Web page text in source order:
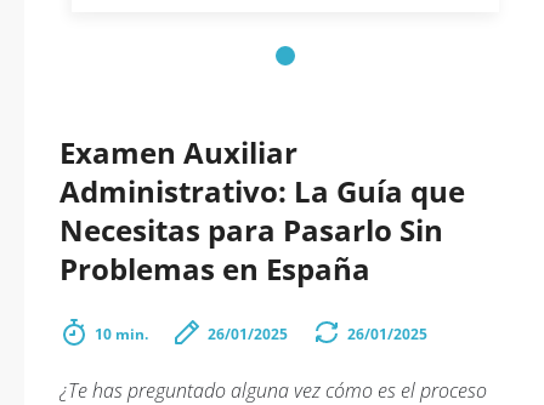
Examen Auxiliar
Administrativo: La Guía que
Necesitas para Pasarlo Sin
Problemas en España
10 min. 26/01/2025 26/01/2025
¿Te has preguntado alguna vez cómo es el proceso